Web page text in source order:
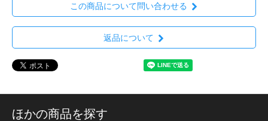
この商品について問い合わせる
返品について
ほかの商品を探す